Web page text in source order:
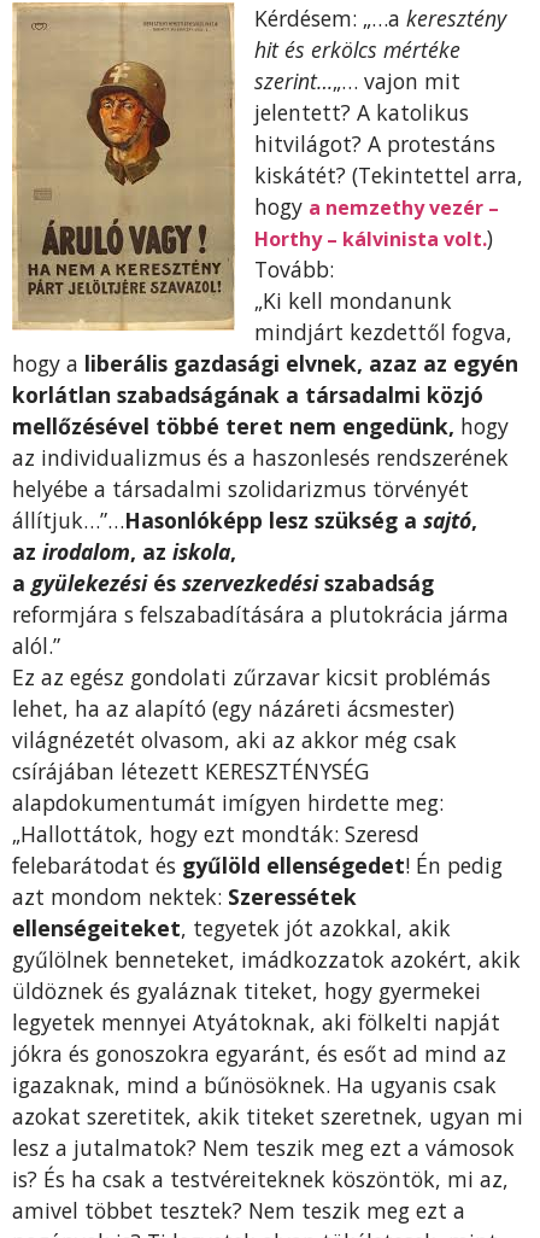
Kérdésem: „…a keresztény
hit és erkölcs mértéke
szerint…„… vajon mit
jelentett? A katolikus
hitvilágot? A protestáns
kiskátét? (Tekintettel arra,
hogy a nemzethy vezér –
Horthy – kálvinista volt.)
Tovább:
„Ki kell mondanunk
mindjárt kezdettől fogva,
hogy a liberális gazdasági elvnek, azaz az egyén
korlátlan szabadságának a társadalmi közjó
mellőzésével többé teret nem engedünk, hogy
az individualizmus és a haszonlesés rendszerének
helyébe a társadalmi szolidarizmus törvényét
állítjuk…”…Hasonlóképp lesz szükség a sajtó,
az irodalom, az iskola,
a gyülekezésiés szervezkedésiszabadság
reformjára s felszabadítására a plutokrácia járma
alól.”
Ez az egész gondolati zűrzavar kicsit problémás
lehet, ha az alapító (egy názáreti ácsmester)
világnézetét olvasom, aki az akkor még csak
csírájában létezett KERESZTÉNYSÉG
alapdokumentumát imígyen hirdette meg:
„Hallottátok, hogy ezt mondták: Szeresd
felebarátodat és gyűlöld ellenségedet! Én pedig
azt mondom nektek: Szeressétek
ellenségeiteket, tegyetek jót azokkal, akik
gyűlölnek benneteket, imádkozzatok azokért, akik
üldöznek és gyaláznak titeket, hogy gyermekei
legyetek mennyei Atyátoknak, aki fölkelti napját
jókra és gonoszokra egyaránt, és esőt ad mind az
igazaknak, mind a bűnösöknek. Ha ugyanis csak
azokat szeretitek, akik titeket szeretnek, ugyan mi
lesz a jutalmatok? Nem teszik meg ezt a vámosok
is? És ha csak a testvéreiteknek köszöntök, mi az,
amivel többet tesztek? Nem teszik meg ezt a